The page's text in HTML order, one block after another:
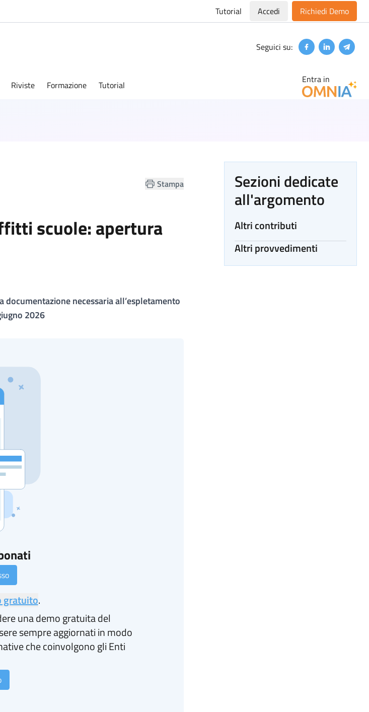
Tutorial Accedi Richiedi Demo
Seguici su: FacebookLinkedin
Riviste Formazione Tutorial Entra in
Stampa
scuole: apertura
necessaria all’espletamento
2026
gratuito.
una demo gratuita del
sempre aggiornati in modo
che coinvolgono gli Enti
Sezioni dedicate
all'argomento
Altri contributi
Altri provvedimenti